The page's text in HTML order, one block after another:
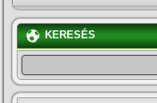
KERESÉS